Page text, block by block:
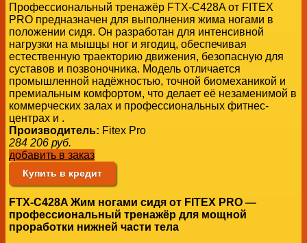
Профессиональный тренажёр FTX-C428A от FITEX
PRO предназначен для выполнения жима ногами в
положении сидя. Он разработан для интенсивной
нагрузки на мышцы ног и ягодиц, обеспечивая
естественную траекторию движения, безопасную для
суставов и позвоночника. Модель отличается
промышленной надёжностью, точной биомеханикой и
премиальным комфортом, что делает её незаменимой в
коммерческих залах и профессиональных фитнес-
центрах и .
Производитель: Fitex Pro
284 206 руб.
добавить в заказ
Купить в кредит
FTX-C428A Жим ногами сидя от FITEX PRO —
профессиональный тренажёр для мощной
проработки нижней части тела